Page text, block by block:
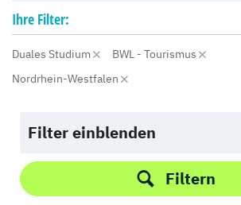
Ihre Filter:
Duales Studium
BWL - Tourismus
Nordrhein-Westfalen
Filter einblenden
Filtern